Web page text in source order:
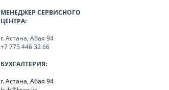
МЕНЕДЖЕР СЕРВИСНОГО
ЦЕНТРА:
г. Астана, Абая 94
+7 775 446 32 66
БУХГАЛТЕРИЯ:
г. Астана, Абая 94